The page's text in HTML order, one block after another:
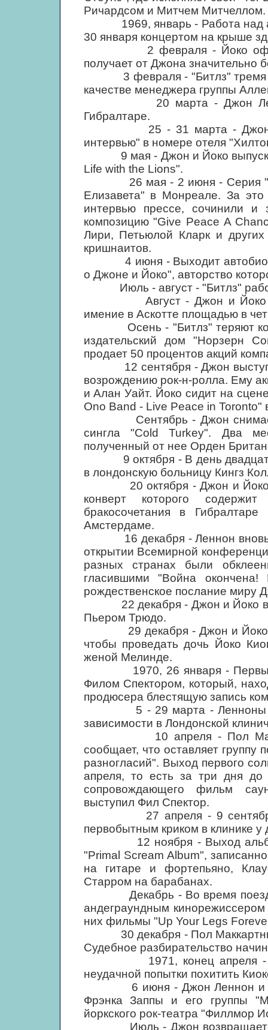
Ричардсом и Митчем Митчеллом.
1969, январь - Работа над
30 января концертом на крыше
2 февраля - Йоко
получает от Джона значительно
3 февраля - "Битлз" тремя
качестве менеджера группы
20 марта - Джон Леннон
Гибралтаре.
25 - 31 марта - Джон и
интервью" в номере отеля
9 мая - Джон и Йоко
Life with the Lions".
26 мая - 2 июня - Серия
Елизавета" в Монреале. За
интервью прессе, сочинили
композицию "Give Peace A
Лири, Петьюлой Кларк и
кришнаитов.
4 июня - Выходит
о Джоне и Йоко", авторство
Июль - август - "Битлз"
Август - Джон и Йоко
имение в Аскотте площадью в
Осень - "Битлз" теряют
издательский дом "Норзерн
продает 50 процентов акций
12 сентября - Джон
возрождению рок-н-ролла. Ему
и Алан Уайт. Йоко сидит на
Ono Band - Live Peace in Toronto"
Сентябрь - Джон снимает
сингла "Cold Turkey". Два
полученный от нее Орден
9 октября - В день
в лондонскую больницу Кингз
20 октября - Джон и Йоко
конверт которого
бракосочетания в
Амстердаме.
16 декабря - Леннон вновь
открытии Всемирной
разных странах были
гласившими "Война
рождественское послание миру
22 декабря - Джон и Йоко
Пьером Трюдо.
29 декабря - Джон и Йоко
чтобы проведать дочь Йоко
женой Мелинде.
1970, 26 января - Первый
Филом Спектором, который,
продюсера блестящую запись
5 - 29 марта - Ленноны
зависимости в Лондонской
10 апреля - Пол
сообщает, что оставляет группу
разногласий". Выход первого
апреля, то есть за три дня
сопровождающего фильм
выступил Фил Спектор.
27 апреля - 9 сентября -
первобытным криком в клинике
12 ноября - Выход
"Primal Scream Album",
на гитаре и фортепьяно,
Старром на барабанах.
Декабрь - Во время
андеграундным
них фильмы "Up Your Legs
30 декабря - Пол Маккартни
Судебное разбирательство
1971, конец апреля -
неудачной попытки похитить
6 июня - Джон Леннон и
Фрэнка Заппы и его группы
йоркского рок-театра "Филлмор
Июль - Джон возвращается в